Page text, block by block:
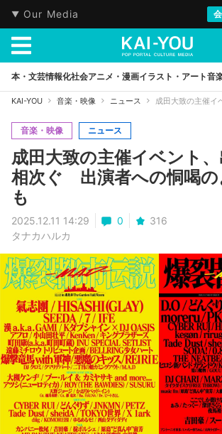
Our Media
本・文芸情報化社会アニメ・漫画イラスト・アート音
KAI-YOU 音楽・映像 ニュース 成田大致の主催
音楽・映像 ニュース
成田大致の主催イベント
相次ぐ 出演者への恫喝の
も
2025.12.11 14:29 0
316
タナカハルカ